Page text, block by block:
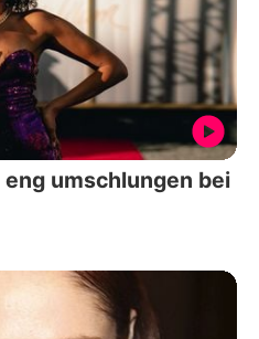
umschlungen bei